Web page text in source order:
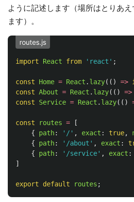
ように記述します（場所はとりあ
ます）。
routes.js
import React from ' react ' ;
const Home = React . lazy(() =>
const About = React . lazy(() =>
const
Service = React . lazy(()
const routes =
[
{
path: ' /' , exact : true,
{
path: ' /about ' , exact :
{
path: ' /service' , exact :
]
export default routes ;